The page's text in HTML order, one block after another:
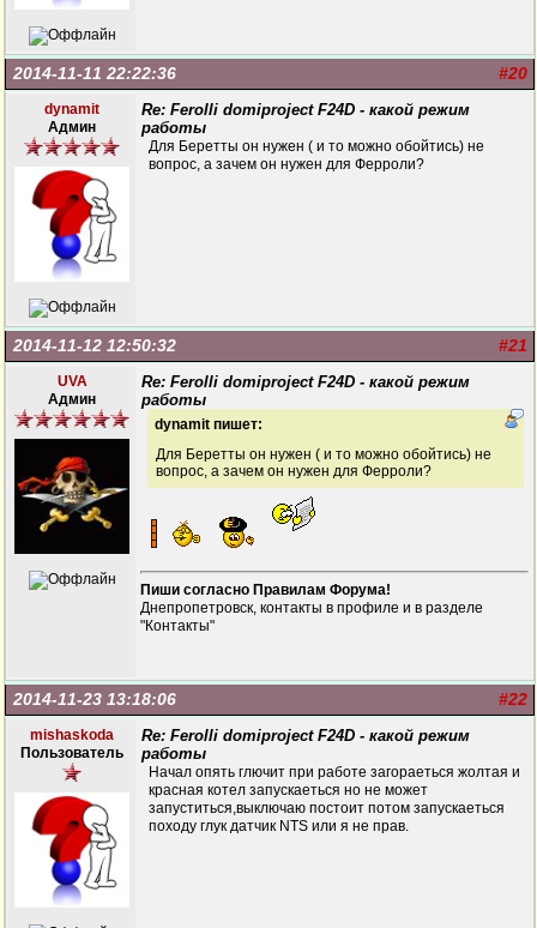
#20
2014-11-11 22:22:36
dynamit
Админ
Re: Ferolli domiproject F24D - какой режим
работы
Для Беретты он нужен ( и то можно обойтись) не
вопрос, а зачем он нужен для Ферроли?
#21
2014-11-12 12:50:32
UVA
Админ
Re: Ferolli domiproject F24D - какой режим
работы
dynamit пишет:
Для Беретты он нужен ( и то можно обойтись) не
вопрос, а зачем он нужен для Ферроли?
Пиши согласно Правилам Форума!
Днепропетровск, контакты в профиле и в разделе
"Контакты"
#22
2014-11-23 13:18:06
mishaskoda
Пользователь
Re: Ferolli domiproject F24D - какой режим
работы
Начал опять глючит при работе загораеться жолтая и
красная котел запускаеться но не может
запуститься,выключаю постоит потом запускаеться
походу глук датчик NTS или я не прав.